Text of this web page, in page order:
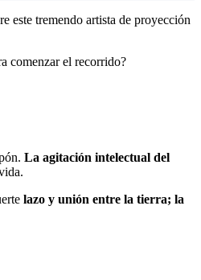
este tremendo artista de proyección
comenzar el recorrido?
La agitación intelectual del
lazo y unión entre la tierra; la